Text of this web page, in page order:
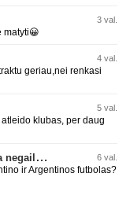
3 val.
matyti😀
4 val.
geriau,nei renkasi
5 val.
klubas, per daug
Argentinos federacijos prezidentas C. Tapia negailėjo pagyrų G. Infantino 6 val.
ir Argentinos futbolas?